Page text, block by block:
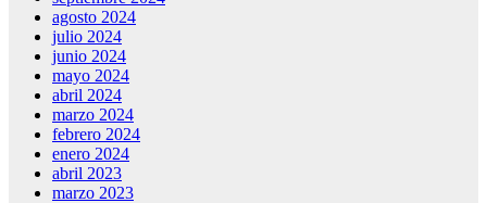
agosto 2024
julio 2024
junio 2024
mayo 2024
abril 2024
marzo 2024
febrero 2024
enero 2024
abril 2023
marzo 2023